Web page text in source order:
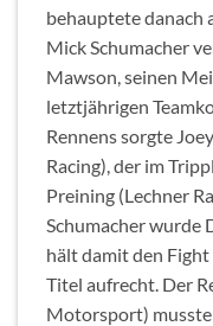
behauptete danach
Mick Schumacher
Mawson, seinen
letztjährigen
Rennens sorgte
Racing), der im
Preining (Lechner
Schumacher wurde
hält damit den
Titel aufrecht. Der
Motorsport)